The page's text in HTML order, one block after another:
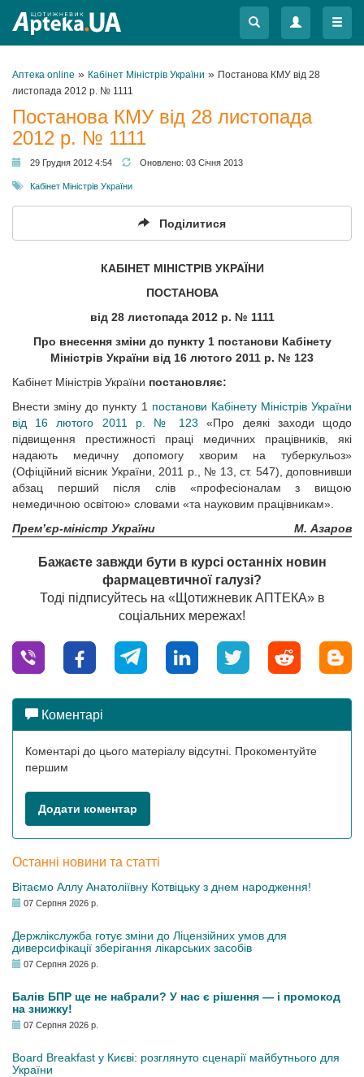
Меню
Меню
Аптека online » Кабінет Міністрів України » Постанова КМУ від 28
листопада 2012 р. № 1111
Постанова КМУ від 28 листопада
2012 р. № 1111
29 Грудня 2012 4:54 Оновлено: 03 Січня 2013
Кабінет Міністрів України
Поділитися
КАБІНЕТ МІНІСТРІВ УКРАЇНИ
ПОСТАНОВА
від 28 листопада 2012 р. № 1111
Про внесення зміни до пункту 1 постанови Кабінету
Міністрів України від 16 лютого 2011 р. № 123
Кабінет Міністрів України постановляє:
Внести зміну до пункту 1 постанови Кабінету Міністрів України
від 16 лютого 2011 р. № 123 «Про деякі заходи щодо
підвищення престижності праці медичних працівників, які
надають медичну допомогу хворим на туберкульоз»
(Офіційний вісник України, 2011 р., № 13, ст. 547), доповнивши
абзац перший після слів «професіоналам з вищою
немедичною освітою» словами «та науковим працівникам».
Прем’єр-міністр України
М. Азаров
Бажаєте завжди бути в курсі останніх новин
фармацевтичної галузі?
Тоді підписуйтесь на «Щотижневик АПТЕКА» в
соціальних мережах!
Коментарі
Коментарі до цього матеріалу відсутні. Прокоментуйте
першим
Додати коментар
Останні новини та статті
Вітаємо Аллу Анатоліївну Котвіцьку з днем народження!
07 Серпня 2026 р.
Держлікслужба готує зміни до Ліцензійних умов для
диверсифікації зберігання лікарських засобів
07 Серпня 2026 р.
Балів БПР ще не набрали? У нас є рішення — і промокод
на знижку!
07 Серпня 2026 р.
Board Breakfast у Києві: розглянуто сценарії майбутнього для
України